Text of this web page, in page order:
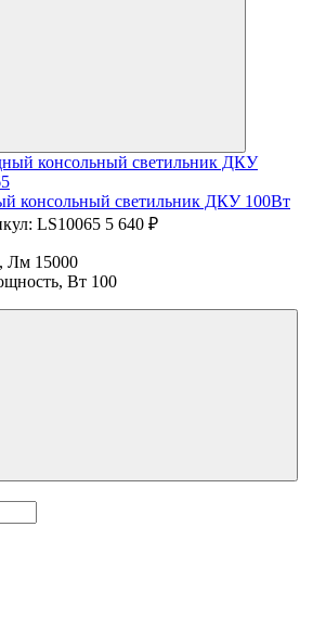
консольный светильник ДКУ 100Вт
LS10065 5 640 ₽
Лм 15000
Вт 100